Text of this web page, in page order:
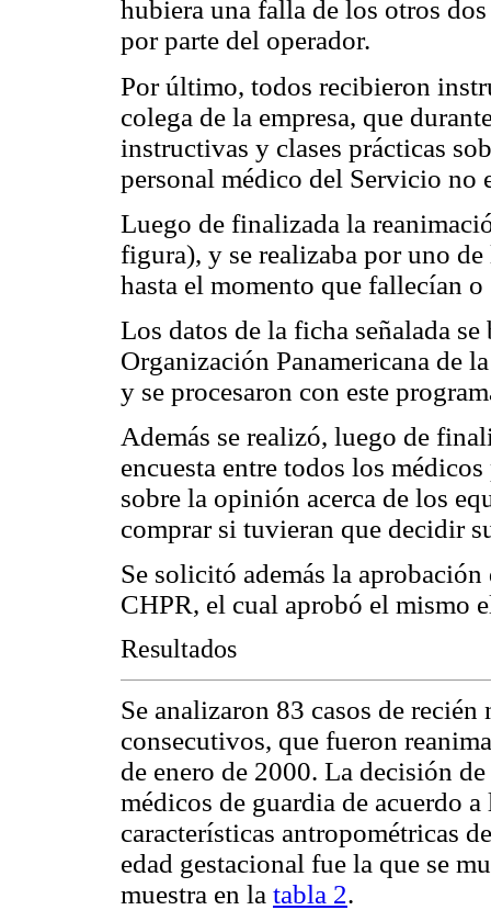
hubiera una falla de los otros
por parte del operador.
Por último, todos recibieron
colega de la empresa, que
instructivas y clases prácticas
personal médico del Servicio no
Luego de finalizada la
figura), y se realizaba por uno
hasta el momento que fallecían o
Los datos de la ficha señalada
Organización Panamericana de
y se procesaron con este
Además se realizó, luego de
encuesta entre todos los
sobre la opinión acerca de los
comprar si tuvieran que decidir
Se solicitó además la
CHPR, el cual aprobó el mismo
Resultados
Se analizaron 83 casos de
consecutivos, que fueron
de enero de 2000. La decisión
médicos de guardia de acuerdo
características antropométricas
edad gestacional fue la que se
muestra en la tabla 2.